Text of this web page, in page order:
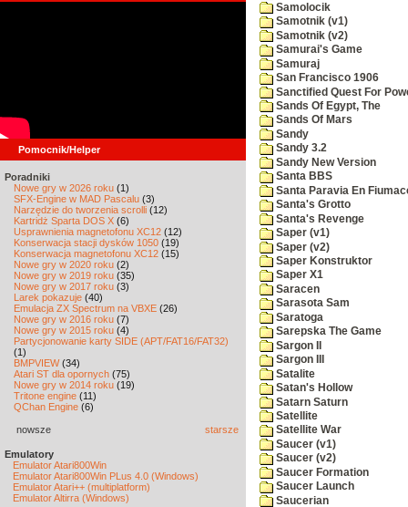
Pomocnik/Helper
Poradniki
Nowe gry w 2026 roku (1)
SFX-Engine w MAD Pascalu (3)
Narzędzie do tworzenia scrolli (12)
Kartridż Sparta DOS X (6)
Usprawnienia magnetofonu XC12 (12)
Konserwacja stacji dysków 1050 (19)
Konserwacja magnetofonu XC12 (15)
Nowe gry w 2020 roku (2)
Nowe gry w 2019 roku (35)
Nowe gry w 2017 roku (3)
Larek pokazuje (40)
Emulacja ZX Spectrum na VBXE (26)
Nowe gry w 2016 roku (7)
Nowe gry w 2015 roku (4)
Partycjonowanie karty SIDE (APT/FAT16/FAT32)
(1)
BMPVIEW(34)
Atari ST dla opornych (75)
Nowe gry w 2014 roku (19)
Tritone engine (11)
QChan Engine (6)
nowsze starsze
Emulatory
Emulator Atari800Win
Emulator Atari800Win PLus 4.0 (Windows)
Emulator Atari++ (multiplatform)
Emulator Altirra (Windows)
Samolocik
Samotnik (v1)
Samotnik (v2)
Samurai's Game
Samuraj
San Francisco 1906
Sanctified Quest For
Sands Of Egypt, The
Sands Of Mars
Sandy
Sandy 3.2
Sandy New Version
Santa BBS
Santa Paravia En
Santa's Grotto
Santa's Revenge
Saper (v1)
Saper (v2)
Saper Konstruktor
Saper X1
Saracen
Sarasota Sam
Saratoga
Sarepska The Game
Sargon II
Sargon III
Satalite
Satan's Hollow
Satarn Saturn
Satellite
Satellite War
Saucer (v1)
Saucer (v2)
Saucer Formation
Saucer Launch
Saucerian